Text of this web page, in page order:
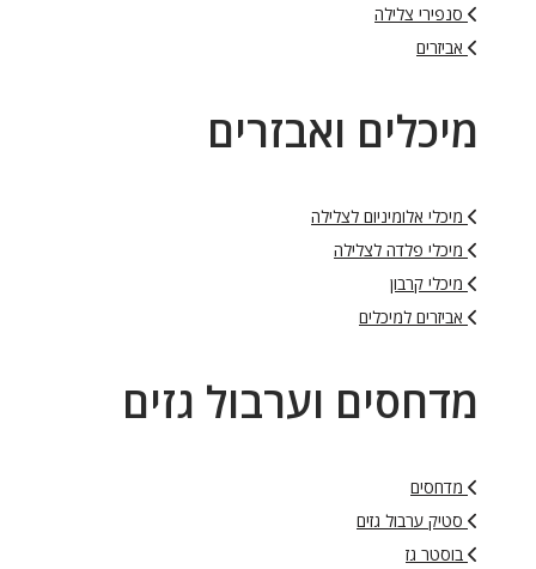
סנפירי צלילה
אביזרים
מיכלים ואבזרים
מיכלי אלומיניום לצלילה
מיכלי פלדה לצלילה
מיכלי קרבון
אביזרים למיכלים
מדחסים וערבול גזים
מדחסים
סטיק ערבול גזים
בוסטר גז